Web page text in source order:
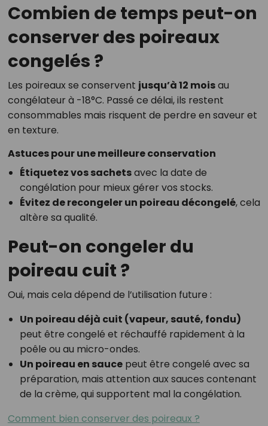
Combien de temps peut-on
conserver des poireaux
congelés ?
Les poireaux se conservent jusqu’à 12 moisau
congélateur à -18°C. Passé ce délai, ils restent
consommables mais risquent de perdre en saveur et
en texture.
Astuces pour une meilleure conservation
Étiquetez vos sachetsavec la date de
congélation pour mieux gérer vos stocks.
Évitez de recongeler un poireau décongelé, cela
altère sa qualité.
Peut-on congeler du
poireau cuit ?
Oui, mais cela dépend de l’utilisation future :
Un poireau déjà cuit (vapeur, sauté, fondu)
peut être congelé et réchauffé rapidement à la
poêle ou au micro-ondes.
Un poireau en saucepeut être congelé avec sa
préparation, mais attention aux sauces contenant
de la crème, qui supportent mal la congélation.
Comment bien conserver des poireaux ?